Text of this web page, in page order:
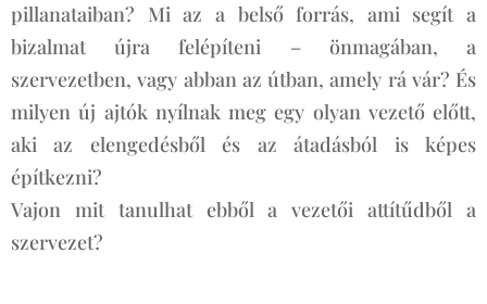
pillanataiban? Mi az a belső forrás, ami segít a
bizalmat újra felépíteni – önmagában, a
szervezetben, vagy abban az útban, amely rá vár? És
milyen új ajtók nyílnak meg egy olyan vezető előtt,
aki az elengedésből és az átadásból is képes
építkezni?
Vajon mit tanulhat ebből a vezetői attítűdből a
szervezet?